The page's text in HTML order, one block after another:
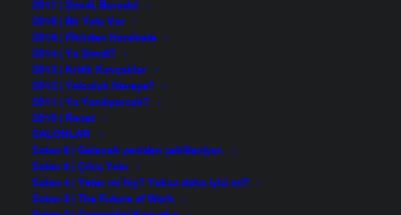
2017 | Şimdi, Burada!
2016 | Bir Yolu Var
2015 | Fikirden Harekete
2014 | Ya Şimdi?
2013 | Kritik Kavşaklar
2012 | Yolculuk Nereye?
2011 | Ya Yanılıyorsak?
2010 | Reset
SALONLAR
Salon 6 | Gelecek yeniden şekilleniyor.
Salon 5 | Çıkış Yolu
Salon 4 | Yeter mi hiç? Yoksa daha iyisi mi?
Salon 3 | The Future of Work
fazla heyecanlandıran fikirleri paylaşmak üzere katıldığı
yıllık bir konferanstır.
“TED” adını, geIeceğimizi şekillendiren üç ana konunun
–Teknoloji, Eğlence ve Tasarım
Entertainment, Design) ilk harflerinden alır. Etkinliğin
kapsamı herhangi bir disiplinle ilişkisi bulunan bütün
fikirlerin ortaya konulmasını teşvik eder. Katılımcılara
göre TED konferansları geleceğe yapılan bir yolculuk, bir